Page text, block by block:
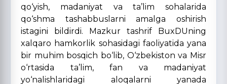
qo‘yish, madaniyat va ta’lim sohalarida
qo‘shma tashabbuslarni amalga oshirish
istagini bildirdi. Mazkur tashrif BuxDUning
xalqaro hamkorlik sohasidagi faoliyatida yana
bir muhim bosqich bo‘lib, O‘zbekiston va Misr
o‘rtasida ta’lim, fan va madaniyat
yo‘nalishlaridagi aloqalarni yanada